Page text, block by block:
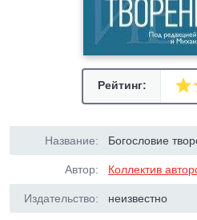
Рейтинг:
Название: Богословие
Автор: Коллектив
Издательство: неизвестно